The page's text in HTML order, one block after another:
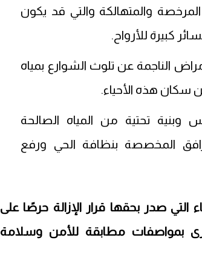
والمتهالكة والتي قد يكون
كبيرة للأرواح.
الناجمة عن تلوث الشوارع بمياه
سكان هذه الأحياء.
تحتية من المياه الصالحة
المخصصة بنظافة الحي ورفع
صدر بحقها قرار الإزالة حرصًا على
بمواصفات مطابقة للأمن وسلامة